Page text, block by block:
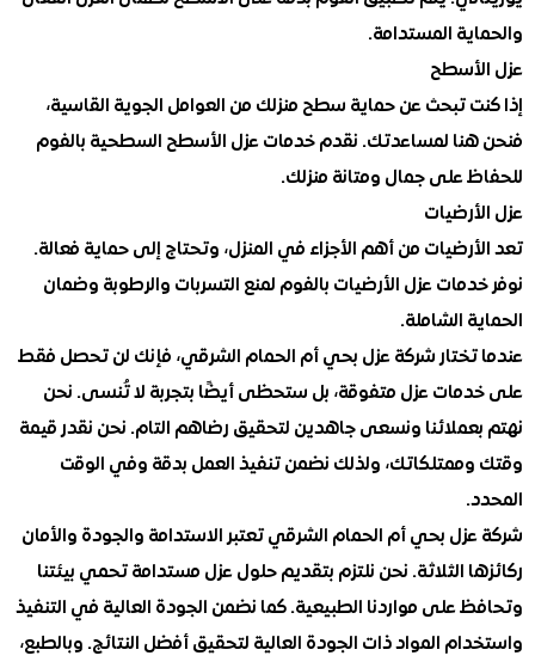
المستدامة.
تبحث عن حماية سطح منزلك من العوامل الجوية القاسية،
لمساعدتك. نقدم خدمات عزل الأسطح السطحية بالفوم
على جمال ومتانة منزلك.
من أهم الأجزاء في المنزل، وتحتاج إلى حماية فعالة.
عزل الأرضيات بالفوم لمنع التسربات والرطوبة وضمان
الشاملة.
شركة عزل بحي أم الحمام الشرقي، فإنك لن تحصل فقط
عزل متفوقة، بل ستحظى أيضًا بتجربة لا تُنسى. نحن
ونسعى جاهدين لتحقيق رضاهم التام. نحن نقدر قيمة
ولذلك نضمن تنفيذ العمل بدقة وفي الوقت
بحي أم الحمام الشرقي تعتبر الاستدامة والجودة والأمان
الثلاثة. نحن نلتزم بتقديم حلول عزل مستدامة تحمي بيئتنا
على مواردنا الطبيعية. كما نضمن الجودة العالية في التنفيذ
المواد ذات الجودة العالية لتحقيق أفضل النتائج. وبالطبع،